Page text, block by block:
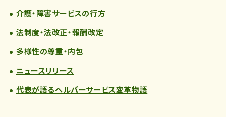
介護・障害サービスの行方
法制度・法改正・報酬改定
多様性の尊重・内包
ニュースリリース
代表が語るヘルパーサービス変革物語